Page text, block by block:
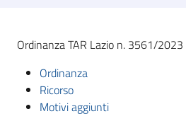
Ordinanza TAR Lazio n. 3561/
Ordinanza
Ricorso
Motivi aggiunti